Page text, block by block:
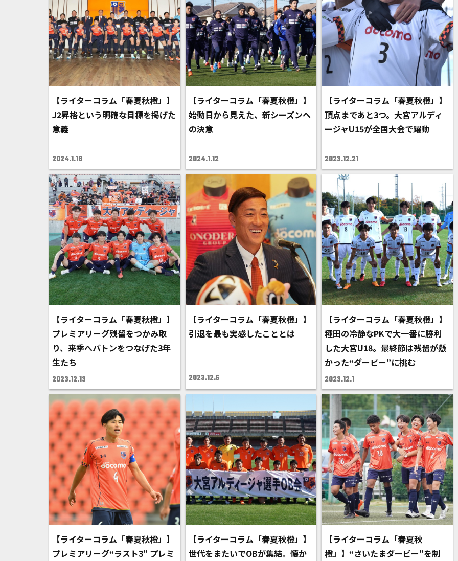
【ライターコラム「春夏秋橙」】
J2昇格という明確な目標を掲げた
意義
2024.1.18
【ライターコラム「春夏秋橙」】
始動日から見えた、新シーズンへ
の決意
2024.1.12
【ライターコラム「春夏秋橙」】
頂点まであと3つ。大宮アルディ
ージャU15が全国大会で躍動
2023.12.21
【ライターコラム「春夏秋橙」】
プレミアリーグ残留をつかみ取
り、来季へバトンをつなげた3年
生たち
2023.12.13
【ライターコラム「春夏秋橙」】
引退を最も実感したこととは
2023.12.6
【ライターコラム「春夏秋橙」】
種田の冷静なPKで大一番に勝利
した大宮U18。最終節は残留が懸
かった“ダービー”に挑む
2023.12.1
【ライターコラム「春夏秋橙」】
プレミアリーグ“ラスト3” プレミ
【ライターコラム「春夏秋橙」】
世代をまたいでOBが集結。懐か
【ライターコラム「春夏秋
橙」】“さいたまダービー”を制